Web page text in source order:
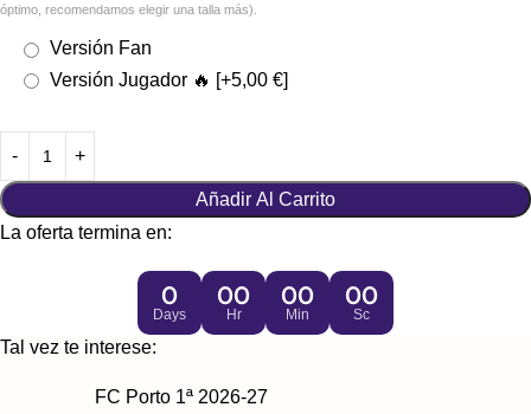
óptimo, recomendamos elegir una talla más).
Versión Fan
Versión Jugador 🔥 [+5,00 €]
Añadir Al Carrito
La oferta termina en:
0
Days
00
Hr
00
Min
00
Sc
Tal vez te interese:
FC Porto 1ª 2026-27